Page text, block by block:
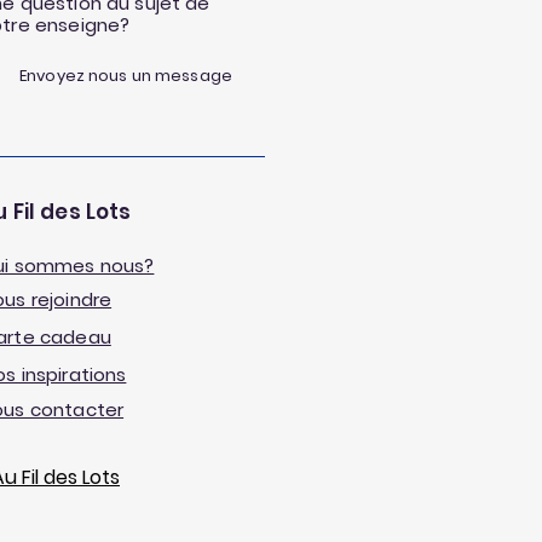
enseigne?
Envoyez nous un message
Fil des Lots
sommes nous?
rejoindre
cadeau
inspirations
contacter
Fil des Lots